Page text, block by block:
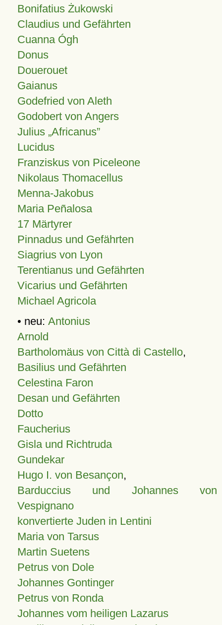
Bonifatius Żukowski
Claudius und Gefährten
Cuanna Ógh
Donus
Douerouet
Gaianus
Godefried von Aleth
Godobert von Angers
Julius Africanus
Lucidus
Franziskus von Piceleone
Nikolaus Thomacellus
Menna-Jakobus
Maria Peñalosa
17 Märtyrer
Pinnadus und Gefährten
Siagrius von Lyon
Terentianus und Gefährten
Vicarius und Gefährten
Michael Agricola
• neu: Antonius
Arnold
Bartholomäus von Città di Castello,
Basilius und Gefährten
Celestina Faron
Desan und Gefährten
Dotto
Faucherius
Gisla und Richtruda
Gundekar
Hugo I. von Besançon,
Barduccius und Johannes von
Vespignano
konvertierte Juden in Lentini
Maria von Tarsus
Martin Suetens
Petrus von Dole
Johannes Gontinger
Petrus von Ronda
Johannes vom heiligen Lazarus